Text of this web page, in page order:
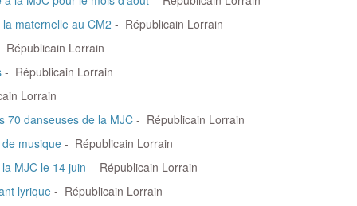
maternelle au CM2 - Républicain Lorrain
Républicain Lorrain
- Républicain Lorrain
Lorrain
70 danseuses de la MJC - Républicain Lorrain
musique - Républicain Lorrain
MJC le 14 juin - Républicain Lorrain
lyrique - Républicain Lorrain